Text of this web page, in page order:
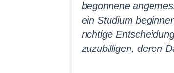
begonnene
ein Studium
richtige
zuzubilligen, deren